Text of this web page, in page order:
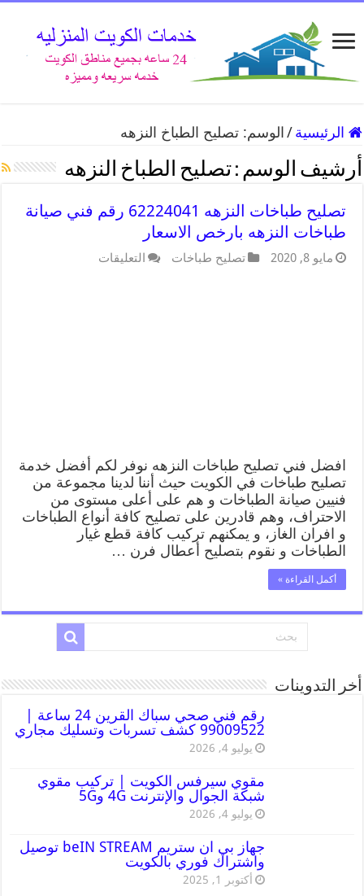
الرئيسية / الوسم:تصليح الطباخ النزهه
أرشيف الوسم :تصليح الطباخ النزهه
تصليح طباخات النزهه 62224041 رقم فني صيانة
طباخات النزهه بارخص الاسعار
مايو 8, 2020 تصليح طباخات التعليقات
افضل فني تصليح طباخات النزهه نوفر لكم أفضل خدمة
تصليح طباخات في الكويت حيث أننا لدينا مجموعة من
فنيين صيانة الطباخات و هم على أعلى مستوى من
الاحتراف، وهم قادرين على تصليح كافة أنواع الطباخات
و افران الغاز، و يمكنهم تركيب كافة قطع غيار
الطباخات و نقوم بتصليح أعطال فرن …
أكمل القراءة »
أخر التدوينات
رقم فني صحي سباك القرين 24 ساعة |
99009522 كشف تسربات وتسليك مجاري
يوليو 4, 2026
مقوي سيرفس الكويت | تركيب مقوي
شبكة الجوال والإنترنت 4G و5G
يوليو 4, 2026
جهاز بي ان ستريم beIN STREAM توصيل
واشتراك فوري بالكويت
أكتوبر 1, 2025